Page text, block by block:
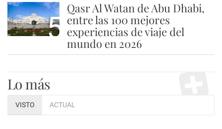
5
Qasr Al Watan de Abu Dhabi,
entre las 100 mejores
experiencias de viaje del
mundo en 2026
Lo más
VISTO ACTUAL